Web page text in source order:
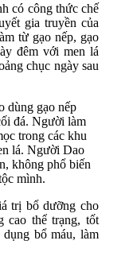
có công thức chế
gia truyền của
từ gạo nếp, gạo
đêm với men lá
chục ngày sau
dùng gạo nếp
đá. Người làm
trong các khu
lá. Người Dao
không phổ biến
mình.
trị bổ dưỡng cho
cao thể trạng, tốt
bổ máu, làm